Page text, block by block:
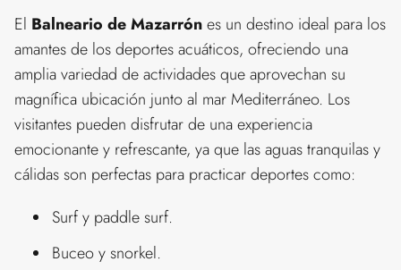
El Balneario de Mazarrónes un destino ideal para los
amantes de los deportes acuáticos, ofreciendo una
amplia variedad de actividades que aprovechan su
magnífica ubicación junto al mar Mediterráneo. Los
visitantes pueden disfrutar de una experiencia
emocionante y refrescante, ya que las aguas tranquilas y
cálidas son perfectas para practicar deportes como:
Surf y paddle surf.
Buceo y snorkel.